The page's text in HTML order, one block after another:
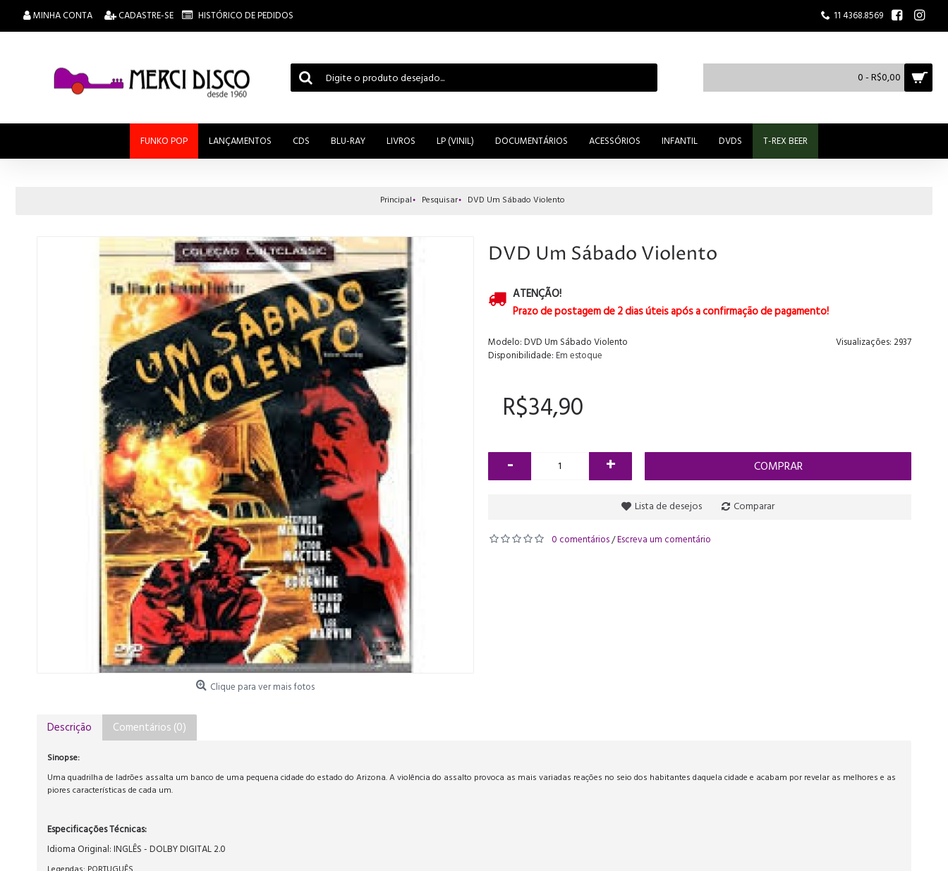
MINHA CONTA CADASTRE-SE HISTÓRICO DE PEDIDOS 11 4368.8569
0 - R$0,00
FUNKO POP LANÇAMENTOS CDS BLU-RAY LIVROS LP (VINIL) DOCUMENTÁRIOS ACESSÓRIOS INFANTIL DVDS T-REX BEER
Principal Pesquisar DVD Um Sábado Violento
Clique para ver mais fotos
DVD Um Sábado Violento
ATENÇÃO!
Prazo de postagem de 2 dias úteis após a confirmação de pagamento!
Visualizações: 2937
Modelo:DVD Um Sábado Violento
Disponibilidade:Em estoque
R$34,90
- + COMPRAR
Lista de desejos Comparar
0 comentários/Escreva um comentário
Descrição Comentários (0)
Sinopse:
Uma quadrilha de ladrões assalta um banco de uma pequena cidade do estado do Arizona. A violência do assalto provoca as mais variadas reações no seio dos habitantes daquela cidade e acabam por revelar as melhores e as
piores características de cada um.
Especificações Técnicas:
Idioma Original: INGLÊS - DOLBY DIGITAL 2.0